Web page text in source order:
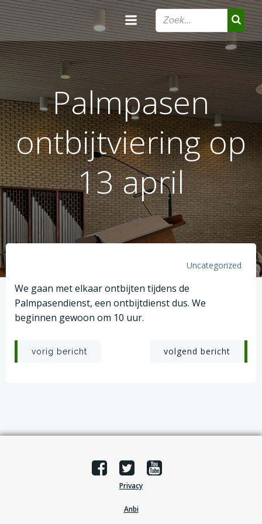
Ga
naar
de
inhoud
Palmpasen
ontbijtviering op
13 april
Uncategorized
We gaan met elkaar ontbijten tijdens de
Palmpasendienst, een ontbijtdienst dus. We
beginnen gewoon om 10 uur.
Post
vorig bericht
Postvolgend bericht
Privacy
Anbi